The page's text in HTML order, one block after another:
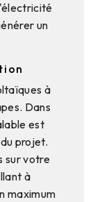
un
à
Dans
est
projet.
sur votre
à
maximum